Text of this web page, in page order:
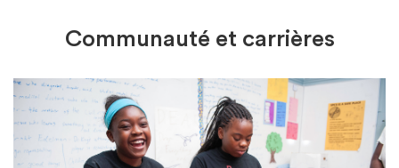
Communauté et carrières